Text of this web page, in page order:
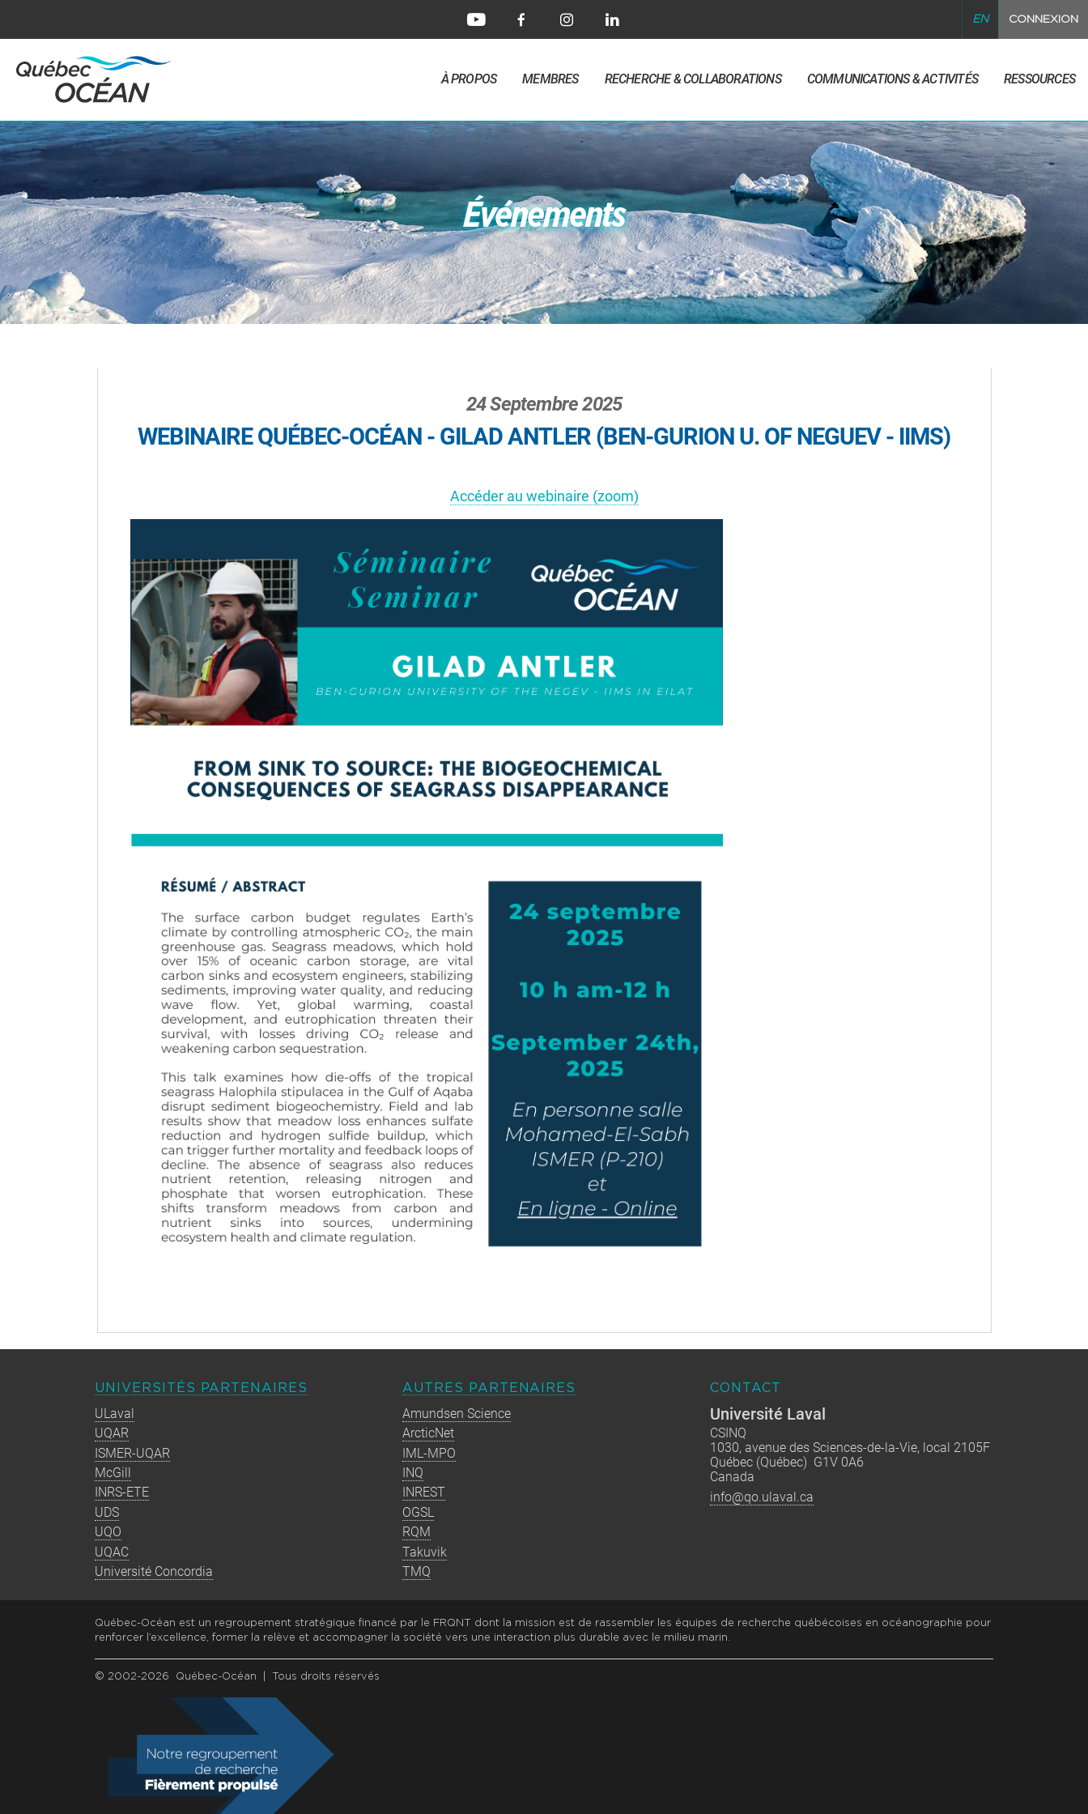
EN CONNEXION
RESSOURCES
COMMUNICATIONS & ACTIVITÉS
RECHERCHE & COLLABORATIONS
MEMBRES
À PROPOS
Événements
24 Septembre 2025
WEBINAIRE QUÉBEC-OCÉAN - GILAD ANTLER (BEN-GURION U. OF NEGUEV - IIMS)
Accéder au webinaire (zoom)
UNIVERSITÉS PARTENAIRES
ULaval
UQAR
ISMER-UQAR
McGill
INRS-ETE
UDS
UQO
UQAC
Université Concordia
AUTRES PARTENAIRES
Amundsen Science
ArcticNet
IML-MPO
INQ
INREST
OGSL
RQM
Takuvik
TMQ
CONTACT
Université Laval
CSINQ
1030, avenue des Sciences-de-la-Vie, local 2105F
Québec (Québec) G1V 0A6
Canada
info@qo.ulaval.ca
Québec-Océan est un regroupement stratégique financé par le FRQNT dont la mission est de rassembler les équipes de recherche québécoises en océanographie pour
renforcer l’excellence, former la relève et accompagner la société vers une interaction plus durable avec le milieu marin.
© 2002-2026 Québec-Océan | Tous droits réservés